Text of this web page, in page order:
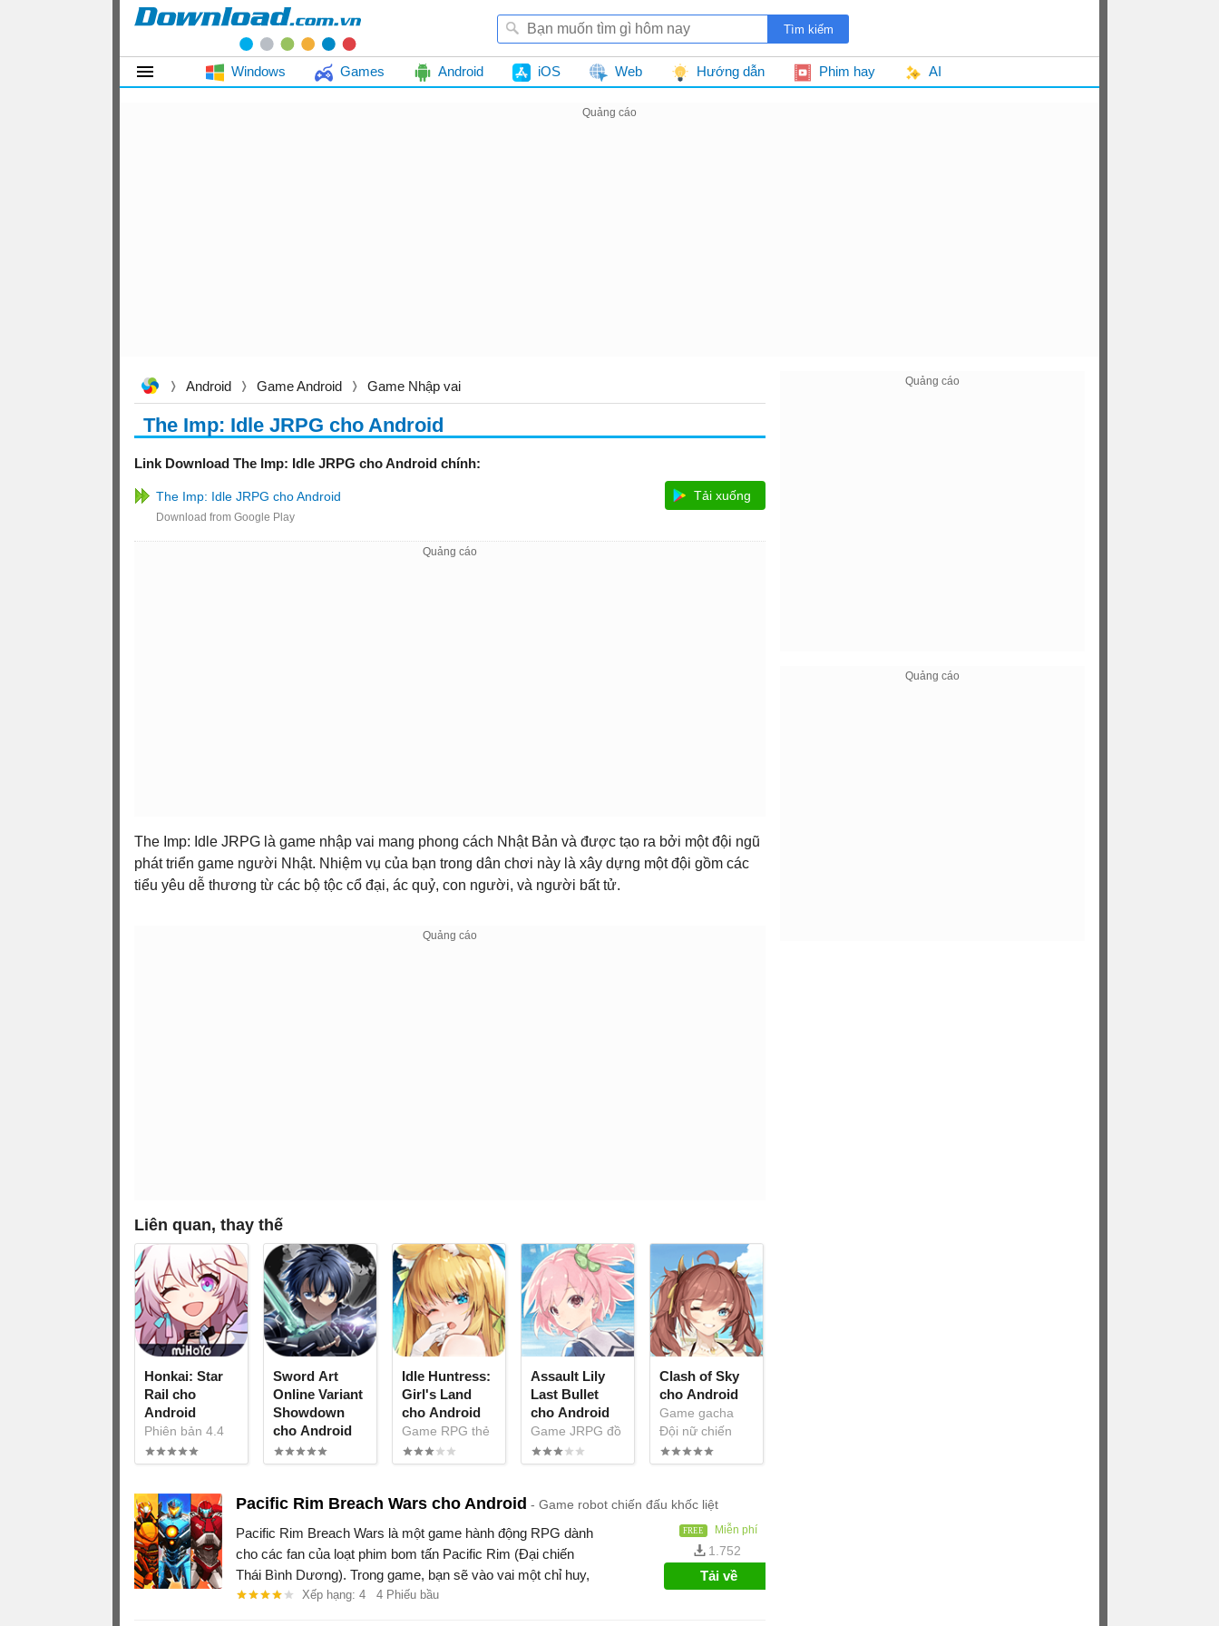
Windows Games Android iOS Web Hướng dẫn Phim hay AI
Android Game Android Game Nhập vai
The Imp: Idle JRPG cho Android
Link Download The Imp: Idle JRPG cho Android chính:
The Imp: Idle JRPG cho Android Tải xuống
The Imp: Idle JRPG là game nhập vai mang phong cách Nhật Bản và được tạo ra bởi một đội ngũ
phát triển game người Nhật. Nhiệm vụ của bạn trong dân chơi này là xây dựng một đội gồm các
tiểu yêu dễ thương từ các bộ tộc cổ đại, ác quỷ, con người, và người bất tử.
Liên quan, thay thế
Honkai: Star
Rail cho
Android
Phiên bản 4.4
Tiếng Còi Lúc
Trở Về Tĩnh
Sword Art
Online Variant
Showdown
cho Android
Game SAO mới
hấp dẫn từ
tái xuất
Idle Huntress:
Girl's Land
cho Android
Game RPG thẻ
bài săn thú
cùng gái xinh
Assault Lily
Last Bullet
cho Android
Game JRPG đồ
họa anime
Clash of Sky
cho Android
Game gacha
Đội nữ chiến
binh xinh đẹp
Pacific Rim Breach Wars cho Android Game robot chiến đấu khốc liệt
Pacific Rim Breach Wars là một game hành động RPG dành
cho các fan của loạt phim bom tấn Pacific Rim (Đại chiến
Thái Bình Dương). Trong game, bạn sẽ vào vai một chỉ huy,
chiêu mộ và điều khiển các robot Jaeger chống lại bầy quái
Xếp hạng: 4 4 Phiếu bầu
Miễn phí
1.752
Tải về